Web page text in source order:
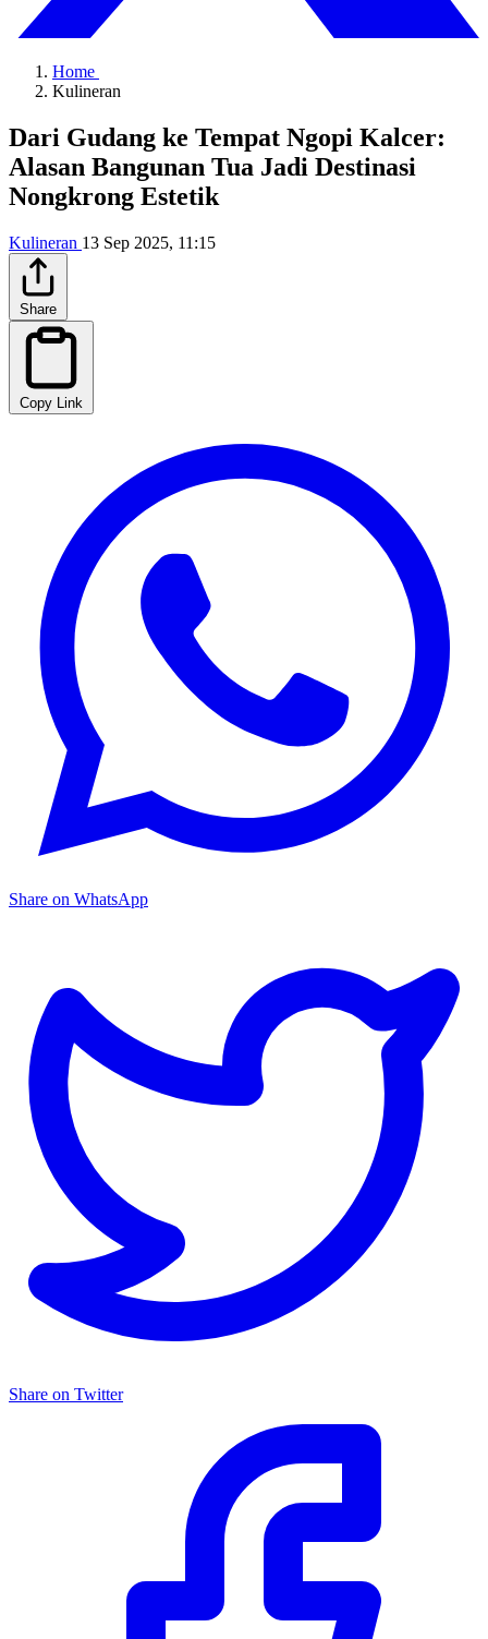
Home
Kulineran
Dari Gudang ke Tempat Ngopi Kalcer:
Alasan Bangunan Tua Jadi Destinasi
Nongkrong Estetik
Kulineran 13 Sep 2025, 11:15
Share
Copy Link
Share on WhatsApp
Share on Twitter